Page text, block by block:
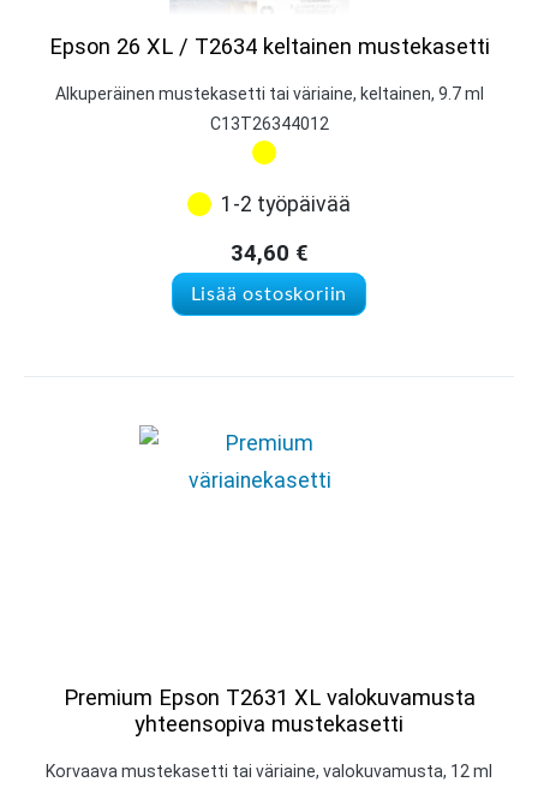
Epson 26 XL / T2634 keltainen mustekasetti
Alkuperäinen mustekasetti tai väriaine, keltainen, 9.7 ml
C13T26344012
1-2 työpäivää
34,60 €
Lisää ostoskoriin
Premium Epson T2631 XL valokuvamusta
yhteensopiva mustekasetti
Korvaava mustekasetti tai väriaine, valokuvamusta, 12 ml